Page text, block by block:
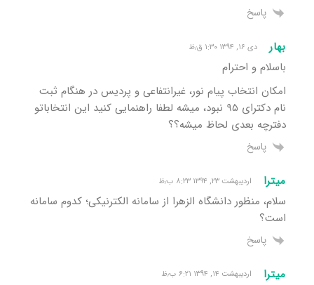
پاسخ
بهار دی ۱۶, ۱۳۹۴ ۱:۳۰ ق٫ظ
باسلام و احترام
امکان انتخاب پیام نور، غیرانتفاعی و پردیس در هنگام ثبت
نام دکترای ۹۵ نبود، میشه لطفا راهنمایی کنید این انتخاباتو
دفترچه بعدی لحاظ میشه؟؟
پاسخ
میترا اردیبهشت ۲۳, ۱۳۹۴ ۸:۲۳ ب٫ظ
سلام، منظور دانشگاه الزهرا از سامانه الکترنیکی؛ کدوم سامانه
است؟
پاسخ
میترا اردیبهشت ۱۴, ۱۳۹۴ ۶:۲۱ ب٫ظ